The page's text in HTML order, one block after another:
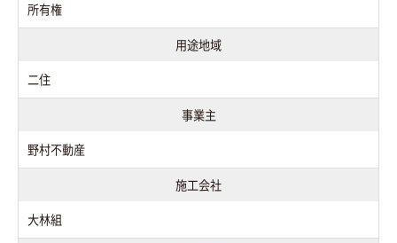
所有権
用途地域
二住
事業主
野村不動産
施工会社
大林組